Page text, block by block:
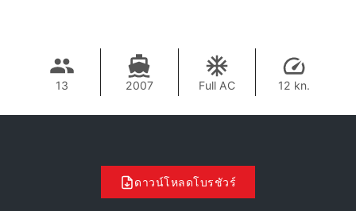
13 2007 Full AC 12 kn.
ดาวน์โหลดโบรชัวร์